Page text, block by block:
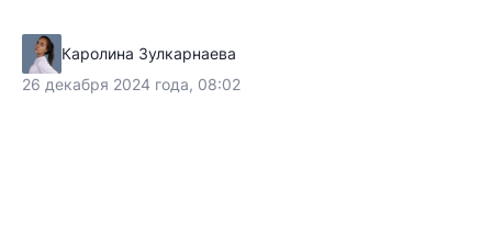
Каролина Зулкарнаева
26 декабря 2024 года, 08:02